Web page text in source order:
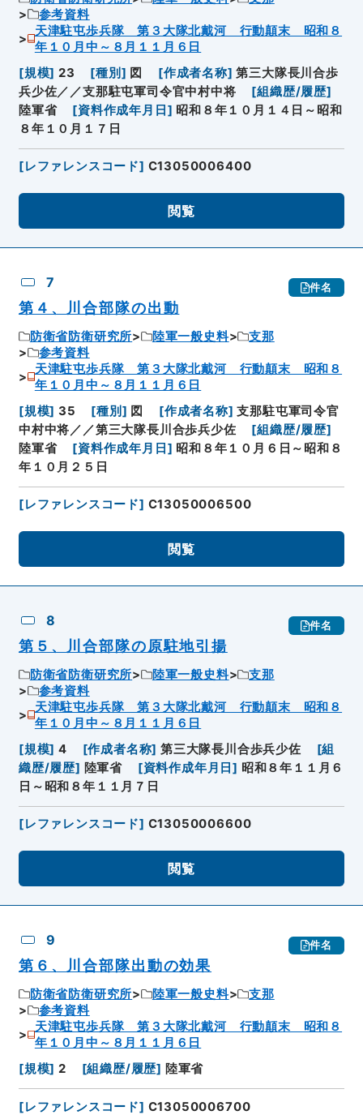
参考資料
天津駐屯歩兵隊 第３大隊北戴河 行動顛末 昭和８
年１０月中～８月１１月６日
[規模] 23 [種別 ] 図 [作成者名称] 第三大隊長川合歩
兵少佐／／支那駐屯軍司令官中村中将
[組織歴/履歴]
陸軍省
[資料作成年月日 ] 昭和８年１０月１４日～昭和
８年１０月１７日
[レファレンスコード] C13050006400
閲覧
7 件名
第４、川合部隊の出動
防衛省防衛研究所 陸軍一般史料
支那
参考資料
天津駐屯歩兵隊 第３大隊北戴河 行動顛末 昭和８
年１０月中～８月１１月６日
[規模] 35 [種別 ] 図 [作成者名称] 支那駐屯軍司令官
中村中将／／第三大隊長川合歩兵少佐
[組織歴/履歴]
陸軍省
[資料作成年月日 ] 昭和８年１０月６日～昭和８
年１０月２５日
[レファレンスコード] C13050006500
閲覧
8 件名
第５、川合部隊の原駐地引揚
防衛省防衛研究所 陸軍一般史料
支那
参考資料
天津駐屯歩兵隊 第３大隊北戴河 行動顛末 昭和８
年１０月中～８月１１月６日
[規模] 4 [作成者名称] 第三大隊長川合歩兵少佐 [組
織歴/履歴] 陸軍省 [資料作成年月日] 昭和８年１１月６
日～昭和８年１１月７日
[レファレンスコード] C13050006600
閲覧
9 件名
第６、川合部隊出動の効果
防衛省防衛研究所 陸軍一般史料
支那
参考資料
天津駐屯歩兵隊 第３大隊北戴河 行動顛末 昭和８
年１０月中～８月１１月６日
[規模] 2 [組織歴/履歴] 陸軍省
[レファレンスコード] C13050006700